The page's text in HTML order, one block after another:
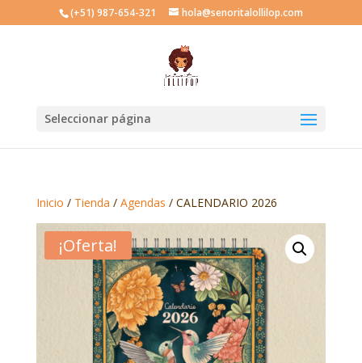
(+51) 987-654-321 hola@senoritalollilop.com
Seleccionar página
Inicio / Tienda / Agendas / CALENDARIO 2026
¡Oferta!